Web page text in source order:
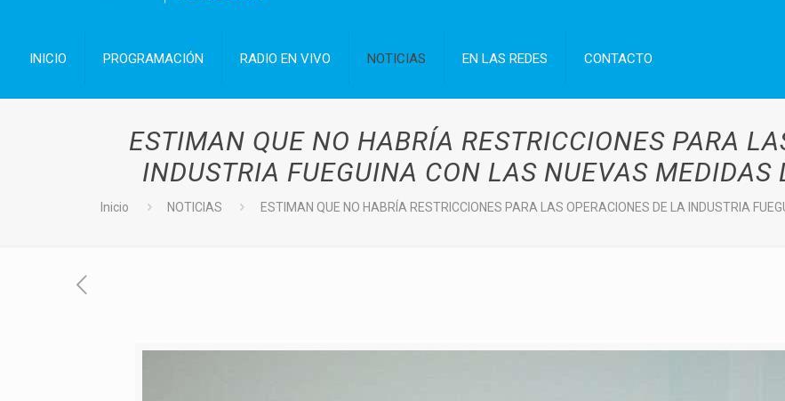
INICIO PROGRAMACIÓN RADIO EN VIVO NOTICIAS EN LAS REDES CONTACTO
ESTIMAN QUE NO HABRÍA RESTRICCIONES PARA
INDUSTRIA FUEGUINA CON LAS NUEVAS MEDIDAS
Inicio NOTICIAS ESTIMAN QUE NO HABRÍA RESTRICCIONES PARA LAS OPERACIONES DE LA INDUSTRIA